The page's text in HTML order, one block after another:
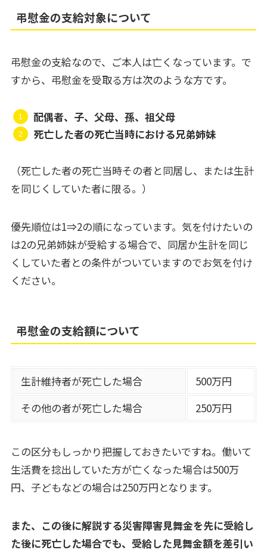
弔慰金の支給対象について
弔慰金の支給なので、ご本人は亡くなっています。で
すから、弔慰金を受取る方は次のような方です。
配偶者、子、父母、孫、祖父母
死亡した者の死亡当時における兄弟姉妹
（死亡した者の死亡当時その者と同居し、または生計
を同じくしていた者に限る。）
優先順位は1⇒2の順になっています。気を付けたいの
は2の兄弟姉妹が受給する場合で、同居か生計を同じ
くしていた者との条件がついていますのでお気を付け
ください。
弔慰金の支給額について
生計維持者が死亡した場合
500万円
その他の者が死亡した場合
250万円
この区分もしっかり把握しておきたいですね。働いて
生活費を捻出していた方が亡くなった場合は500万
円、子どもなどの場合は250万円となります。
また、この後に解説する災害障害見舞金を先に受給し
た後に死亡した場合でも、受給した見舞金額を差引い